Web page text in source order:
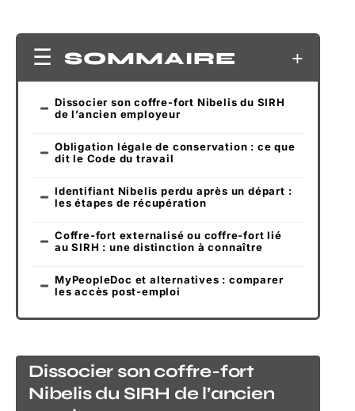
SOMMAIRE
Dissocier son coffre-fort Nibelis du SIRH
de l’ancien employeur
Obligation légale de conservation : ce que
dit le Code du travail
Identifiant Nibelis perdu après un départ :
les étapes de récupération
Coffre-fort externalisé ou coffre-fort lié
au SIRH : une distinction à connaître
MyPeopleDoc et alternatives : comparer
les accès post-emploi
Dissocier son coffre-fort
Nibelis du SIRH de l’ancien